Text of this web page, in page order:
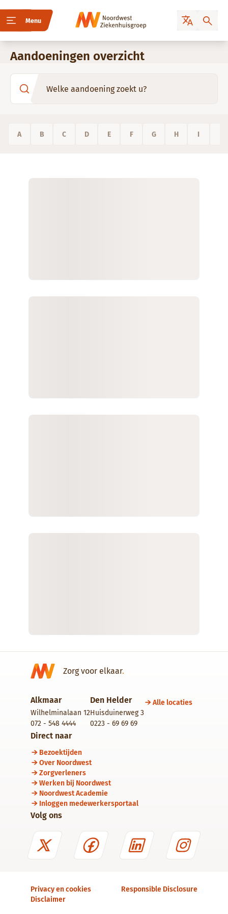
Menu
Aandoeningen overzicht
A B C D E F G H I
Zorg voor elkaar.
Alkmaar
Wilhelminalaan 12
072 - 548 4444
Den Helder
Huisduinerweg 3
0223 - 69 69 69
Alle locaties
Direct naar
Bezoektijden
Over Noordwest
Zorgverleners
Werken bij Noordwest
Noordwest Academie
Inloggen medewerkersportaal
Volg ons
Privacy en cookies
Responsible Disclosure
Disclaimer